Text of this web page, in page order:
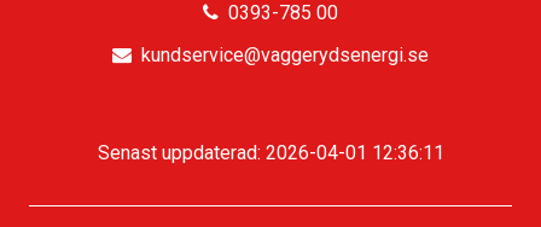
0393-785 00
kundservice@vaggerydsenergi.se
Senast uppdaterad: 2026-04-01 12:36:11